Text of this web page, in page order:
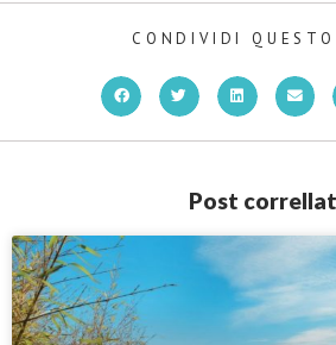
CONDIVIDI
Post